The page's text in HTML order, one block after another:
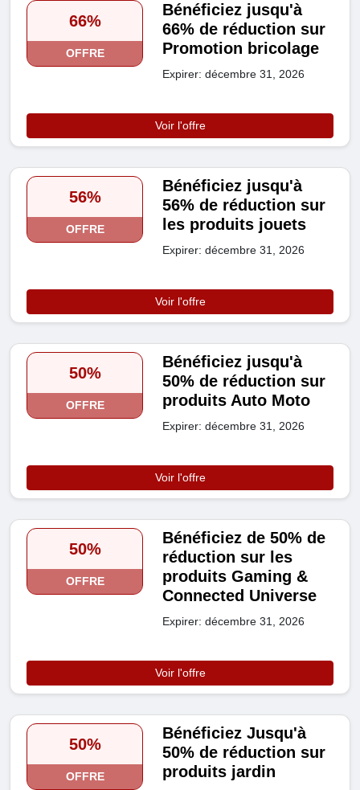
66%
OFFRE
Bénéficiez jusqu'à
66% de réduction sur
Promotion bricolage
Expirer: décembre 31, 2026
Voir l'offre
56%
OFFRE
Bénéficiez jusqu'à
56% de réduction sur
les produits jouets
Expirer: décembre 31, 2026
Voir l'offre
50%
OFFRE
Bénéficiez jusqu'à
50% de réduction sur
produits Auto Moto
Expirer: décembre 31, 2026
Voir l'offre
50%
OFFRE
Bénéficiez de 50% de
réduction sur les
produits Gaming &
Connected Universe
Expirer: décembre 31, 2026
Voir l'offre
50%
OFFRE
Bénéficiez Jusqu'à
50% de réduction sur
produits jardin